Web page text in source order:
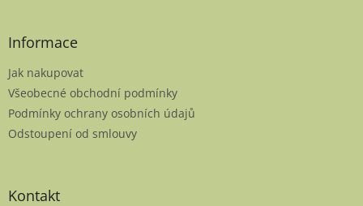
Informace
Jak nakupovat
Všeobecné obchodní podmínky
Podmínky ochrany osobních údajů
Odstoupení od smlouvy
Kontakt